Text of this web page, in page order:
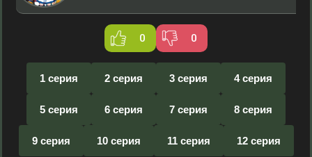
0 0
1 серия 2 серия 3 серия 4 серия
5 серия 6 серия 7 серия 8 серия
9 серия 10 серия 11 серия 12 серия